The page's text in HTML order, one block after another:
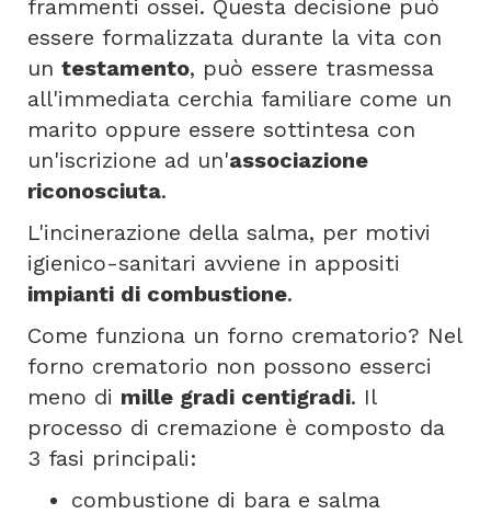
frammenti ossei. Questa decisione può
essere formalizzata durante la vita con
un testamento, può essere trasmessa
all'immediata cerchia familiare come un
marito oppure essere sottintesa con
un'iscrizione ad un'associazione
riconosciuta.
L'incinerazione della salma, per motivi
igienico-sanitari avviene in appositi
impianti di combustione.
Come funziona un forno crematorio? Nel
forno crematorio non possono esserci
meno di mille gradi centigradi. Il
processo di cremazione è composto da
3 fasi principali:
combustione di bara e salma